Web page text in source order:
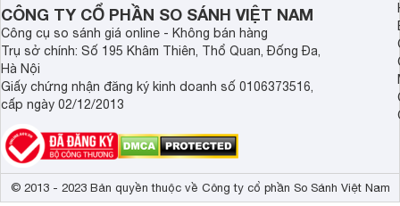
CÔNG TY CỔ PHẦN SO SÁNH VIỆT NAM
Công cụ so sánh giá online - Không bán hàng
Trụ sở chính: Số 195 Khâm Thiên, Thổ Quan, Đống Đa,
Hà Nội
Giấy chứng nhận đăng ký kinh doanh số 0106373516,
cấp ngày 02/12/2013
© 2013 - 2023 Bản quyền thuộc về Công ty cổ phần So Sánh Việt Nam